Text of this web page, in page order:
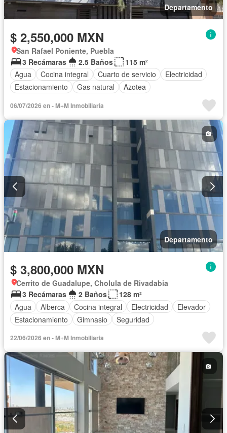
Departamento
$ 2,550,000 MXN
San Rafael Poniente, Puebla
3 Recámaras
2.5 Baños
115 m²
Agua
Cocina integral Cuarto de servicio
Electricidad
Estacionamiento
Gas natural Azotea
06/07/2026 en - M+M Inmobiliaria
Departamento
$ 3,800,000 MXN
Cerrito de Guadalupe, Cholula de Rivadabia
3 Recámaras
2 Baños
128 m²
Agua
Alberca Cocina integral Electricidad
Elevador
Estacionamiento
Gimnasio Seguridad
22/06/2026 en - M+M Inmobiliaria